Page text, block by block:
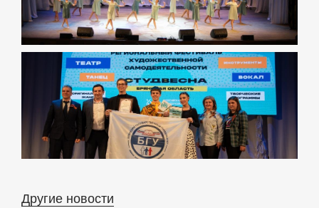
Другие новости